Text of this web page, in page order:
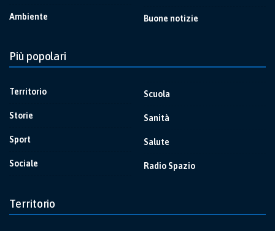
Ambiente Buone notizie
Più popolari
Territorio
Storie
Sport
Sociale
Scuola
Sanità
Salute
Radio Spazio
Territorio